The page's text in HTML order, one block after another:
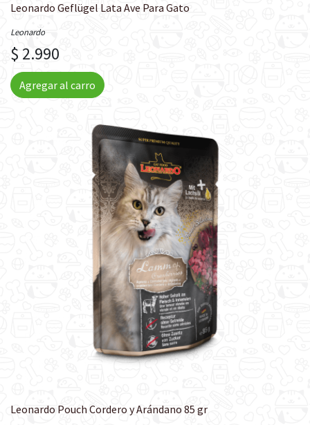
Leonardo Geflügel Lata Ave Para Gato
Leonardo
$ 2.990
Agregar al carro
Leonardo Pouch Cordero y Arándano 85 gr